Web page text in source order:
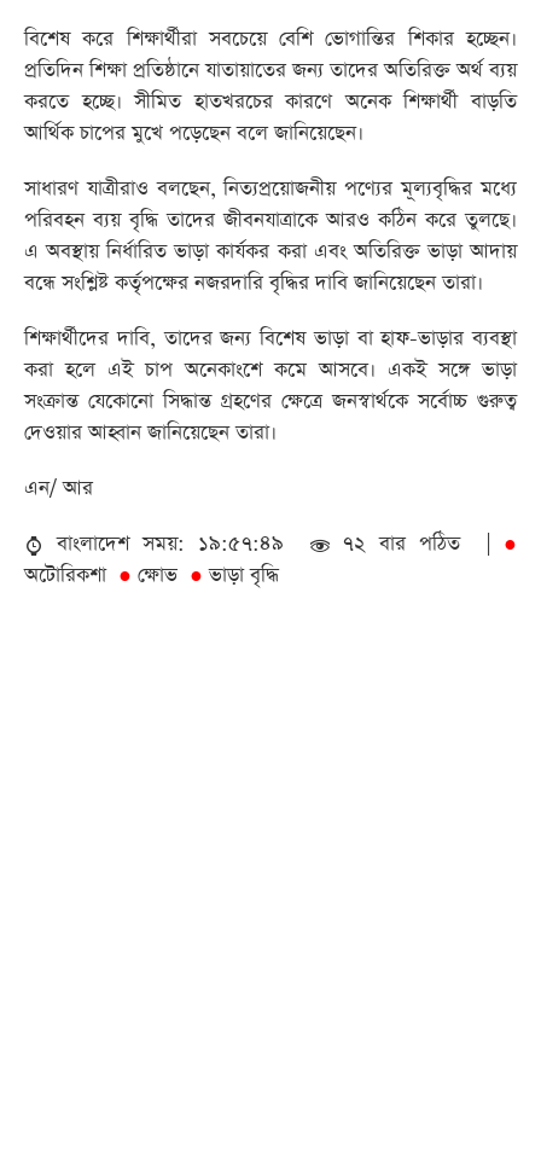
বিশেষ করে শিক্ষার্থীরা সবচেয়ে বেশি ভোগান্তির শিকার হচ্ছেন।
প্রতিদিন শিক্ষা প্রতিষ্ঠানে যাতায়াতের জন্য তাদের অতিরিক্ত অর্থ ব্যয়
করতে হচ্ছে। সীমিত হাতখরচের কারণে অনেক শিক্ষার্থী বাড়তি
আর্থিক চাপের মুখে পড়েছেন বলে জানিয়েছেন।
সাধারণ যাত্রীরাও বলছেন, নিত্যপ্রয়োজনীয় পণ্যের মূল্যবৃদ্ধির মধ্যে
পরিবহন ব্যয় বৃদ্ধি তাদের জীবনযাত্রাকে আরও কঠিন করে তুলছে।
এ অবস্থায় নির্ধারিত ভাড়া কার্যকর করা এবং অতিরিক্ত ভাড়া আদায়
বন্ধে সংশ্লিষ্ট কর্তৃপক্ষের নজরদারি বৃদ্ধির দাবি জানিয়েছেন তারা।
শিক্ষার্থীদের দাবি, তাদের জন্য বিশেষ ভাড়া বা হাফ-ভাড়ার ব্যবস্থা
করা হলে এই চাপ অনেকাংশে কমে আসবে। একই সঙ্গে ভাড়া
সংক্রান্ত যেকোনো সিদ্ধান্ত গ্রহণের ক্ষেত্রে জনস্বার্থকে সর্বোচ্চ গুরুত্ব
দেওয়ার আহ্বান জানিয়েছেন তারা।
এন/ আর
বাংলাদেশ সময়: ১৯:৫৭:৪৯
৭২ বার পঠিত | ●
অটোরিকশা ● ক্ষোভ ● ভাড়া বৃদ্ধি